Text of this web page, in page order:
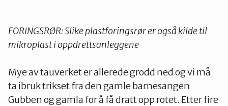
FORINGSRØR: Slike plastforingsrør er også kilde til
mikroplast i oppdrettsanleggene
Mye av tauverket er allerede grodd ned og vi må
ta ibruk trikset fra den gamle barnesangen
Gubben og gamla for å få dratt opp rotet. Etter fire